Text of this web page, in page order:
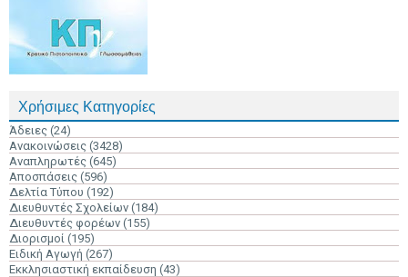
Χρήσιμες Κατηγορίες
Άδειες (24)
Ανακοινώσεις (3428)
Αναπληρωτές (645)
Αποσπάσεις (596)
Δελτία Τύπου (192)
Διευθυντές Σχολείων (184)
Διευθυντές φορέων (155)
Διορισμοί (195)
Ειδική Αγωγή (267)
Εκκλησιαστική εκπαίδευση (43)